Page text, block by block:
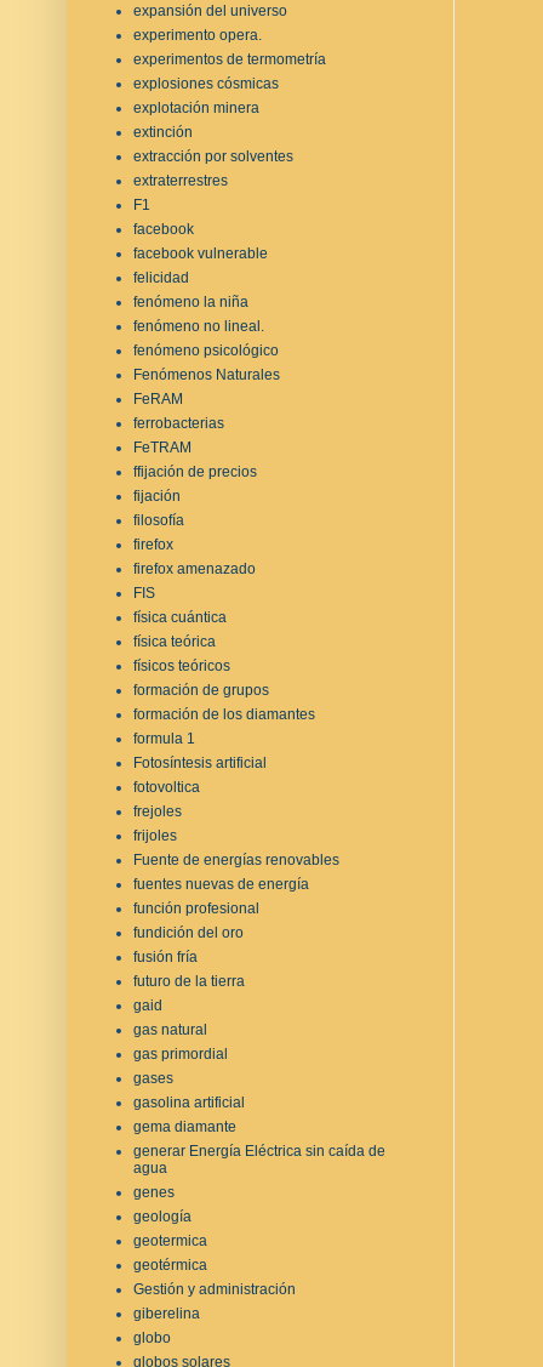
expansión del universo
experimento opera.
experimentos de termometría
explosiones cósmicas
explotación minera
extinción
extracción por solventes
extraterrestres
F1
facebook
facebook vulnerable
felicidad
fenómeno la niña
fenómeno no lineal.
fenómeno psicológico
Fenómenos Naturales
FeRAM
ferrobacterias
FeTRAM
ffijación de precios
fijación
filosofía
firefox
firefox amenazado
FIS
física cuántica
física teórica
físicos teóricos
formación de grupos
formación de los diamantes
formula 1
Fotosíntesis artificial
fotovoltica
frejoles
frijoles
Fuente de energías renovables
fuentes nuevas de energía
función profesional
fundición del oro
fusión fría
futuro de la tierra
gaid
gas natural
gas primordial
gases
gasolina artificial
gema diamante
generar Energía Eléctrica sin caída de
agua
genes
geología
geotermica
geotérmica
Gestión y administración
giberelina
globo
globos solares